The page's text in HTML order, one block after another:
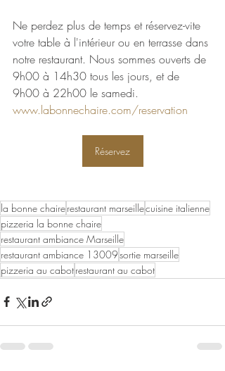
Ne perdez plus de temps et réservez-vite
votre table à l'intérieur ou en terrasse dans
notre restaurant. Nous sommes ouverts de
9h00 à 14h30 tous les jours, et de
9h00 à 22h00 le samedi.
www.labonnechaire.com/reservation
Réservez
la bonne chairerestaurant marseillecuisine italienne
pizzeria la bonne chaire
restaurant ambiance Marseille
restaurant ambiance 13009sortie marseille
pizzeria au cabotrestaurant au cabot